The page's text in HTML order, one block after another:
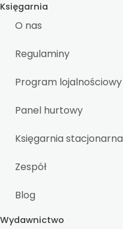
Księgarnia
O nas
Regulaminy
Program lojalnościowy
Panel hurtowy
Księgarnia stacjonarna
Zespół
Blog
Wydawnictwo